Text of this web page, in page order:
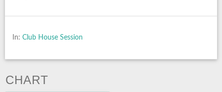
In: Club House Session
CHART